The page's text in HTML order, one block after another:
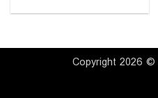
Copyright 2026 ©